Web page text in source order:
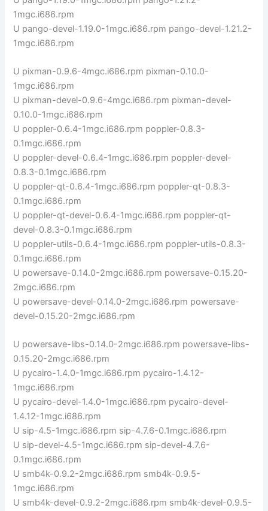
1mgc.i686.rpm
U pango-devel-1.19.0-1mgc.i686.rpm pango-devel-1.21.2-
1mgc.i686.rpm
U pixman-0.9.6-4mgc.i686.rpm pixman-0.10.0-
1mgc.i686.rpm
U pixman-devel-0.9.6-4mgc.i686.rpm pixman-devel-
0.10.0-1mgc.i686.rpm
U poppler-0.6.4-1mgc.i686.rpm poppler-0.8.3-
0.1mgc.i686.rpm
U poppler-devel-0.6.4-1mgc.i686.rpm poppler-devel-
0.8.3-0.1mgc.i686.rpm
U poppler-qt-0.6.4-1mgc.i686.rpm poppler-qt-0.8.3-
0.1mgc.i686.rpm
U poppler-qt-devel-0.6.4-1mgc.i686.rpm poppler-qt-
devel-0.8.3-0.1mgc.i686.rpm
U poppler-utils-0.6.4-1mgc.i686.rpm poppler-utils-0.8.3-
0.1mgc.i686.rpm
U powersave-0.14.0-2mgc.i686.rpm powersave-0.15.20-
2mgc.i686.rpm
U powersave-devel-0.14.0-2mgc.i686.rpm powersave-
devel-0.15.20-2mgc.i686.rpm
U powersave-libs-0.14.0-2mgc.i686.rpm powersave-libs-
0.15.20-2mgc.i686.rpm
U pycairo-1.4.0-1mgc.i686.rpm pycairo-1.4.12-
1mgc.i686.rpm
U pycairo-devel-1.4.0-1mgc.i686.rpm pycairo-devel-
1.4.12-1mgc.i686.rpm
U sip-4.5-1mgc.i686.rpm sip-4.7.6-0.1mgc.i686.rpm
U sip-devel-4.5-1mgc.i686.rpm sip-devel-4.7.6-
0.1mgc.i686.rpm
U smb4k-0.9.2-2mgc.i686.rpm smb4k-0.9.5-
1mgc.i686.rpm
U smb4k-devel-0.9.2-2mgc.i686.rpm smb4k-devel-0.9.5-